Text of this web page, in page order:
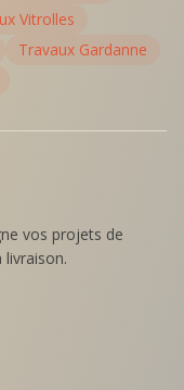
Vitrolles
Travaux Gardanne
vos projets de
livraison.